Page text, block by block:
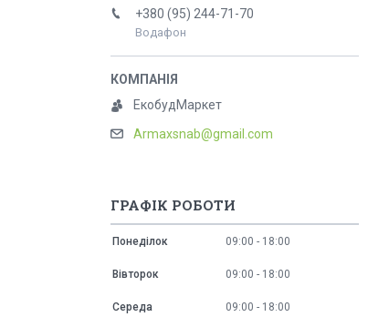
+380 (95) 244-71-70
Водафон
ЕкобудМаркет
Armaxsnab@gmail.com
ГРАФІК РОБОТИ
Понеділок 09:00 18:00
Вівторок 09:00 18:00
Середа 09:00 18:00